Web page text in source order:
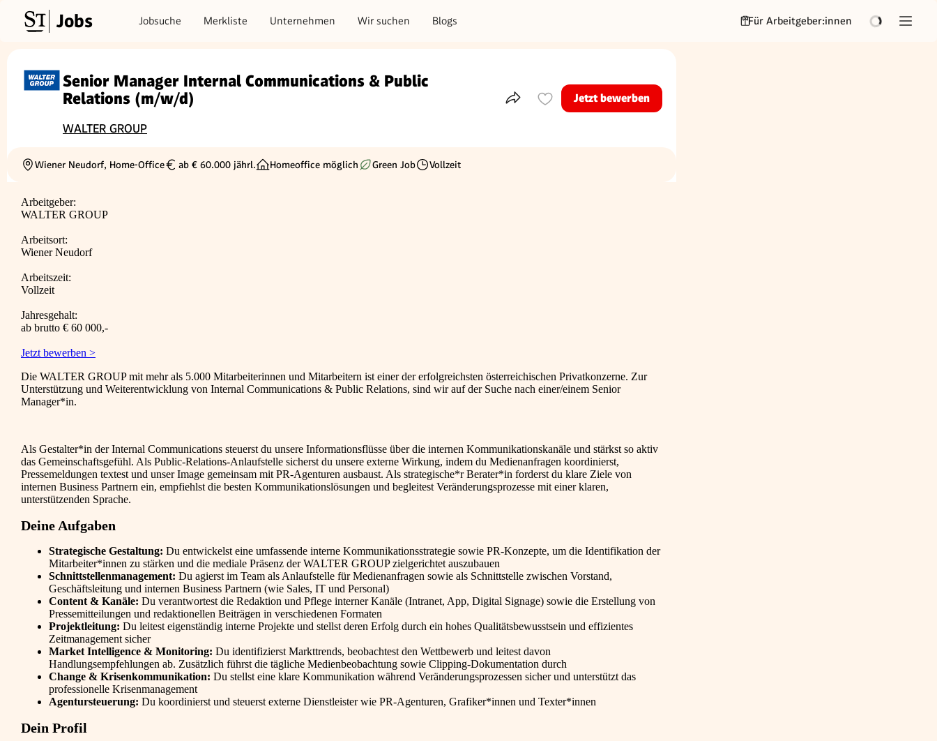
Jobs Jobsuche Merkliste Unternehmen Wir suchen Blogs Für Arbeitgeber:innen
Senior Manager Internal Communications & Public
Relations (m/w/d)
WALTER GROUP
Teile dieses InseratJetzt bewerben
Ortschaft
Wiener Neudorf, Home-Office
Gehalt
ab € 60.000 jährl. Homeoffice möglich Green Job
Beschäftigungsart
Vollzeit
Arbeitgeber:
WALTER GROUP
Arbeitsort:
Wiener Neudorf
Arbeitszeit:
Vollzeit
Jahresgehalt:
ab brutto € 60 000,-
Jetzt bewerben >
Die WALTER GROUP mit mehr als 5.000 Mitarbeiterinnen und Mitarbeitern ist einer der erfolgreichsten österreichischen Privatkonzerne. Zur
Unterstützung und Weiterentwicklung von Internal Communications & Public Relations, sind wir auf der Suche nach einer/einem Senior
Manager*in.
Als Gestalter*in der Internal Communications steuerst du unsere Informationsflüsse über die internen Kommunikationskanäle und stärkst so aktiv
das Gemeinschaftsgefühl. Als Public-Relations-Anlaufstelle sicherst du unsere externe Wirkung, indem du Medienanfragen koordinierst,
Pressemeldungen textest und unser Image gemeinsam mit PR-Agenturen ausbaust. Als strategische*r Berater*in forderst du klare Ziele von
internen Business Partnern ein, empfiehlst die besten Kommunikationslösungen und begleitest Veränderungsprozesse mit einer klaren,
unterstützenden Sprache.
Deine Aufgaben
Strategische Gestaltung: Du entwickelst eine umfassende interne Kommunikationsstrategie sowie PR-Konzepte, um die Identifikation der
Mitarbeiter*innen zu stärken und die mediale Präsenz der WALTER GROUP zielgerichtet auszubauen
Schnittstellenmanagement: Du agierst im Team als Anlaufstelle für Medienanfragen sowie als Schnittstelle zwischen Vorstand,
Geschäftsleitung und internen Business Partnern (wie Sales, IT und Personal)
Content & Kanäle: Du verantwortest die Redaktion und Pflege interner Kanäle (Intranet, App, Digital Signage) sowie die Erstellung von
Pressemitteilungen und redaktionellen Beiträgen in verschiedenen Formaten
Projektleitung: Du leitest eigenständig interne Projekte und stellst deren Erfolg durch ein hohes Qualitätsbewusstsein und effizientes
Zeitmanagement sicher
Market Intelligence & Monitoring: Du identifizierst Markttrends, beobachtest den Wettbewerb und leitest davon
Handlungsempfehlungen ab. Zusätzlich führst die tägliche Medienbeobachtung sowie Clipping-Dokumentation durch
Change & Krisenkommunikation: Du stellst eine klare Kommunikation während Veränderungsprozessen sicher und unterstützt das
professionelle Krisenmanagement
Agentursteuerung: Du koordinierst und steuerst externe Dienstleister wie PR-Agenturen, Grafiker*innen und Texter*innen
Dein Profil